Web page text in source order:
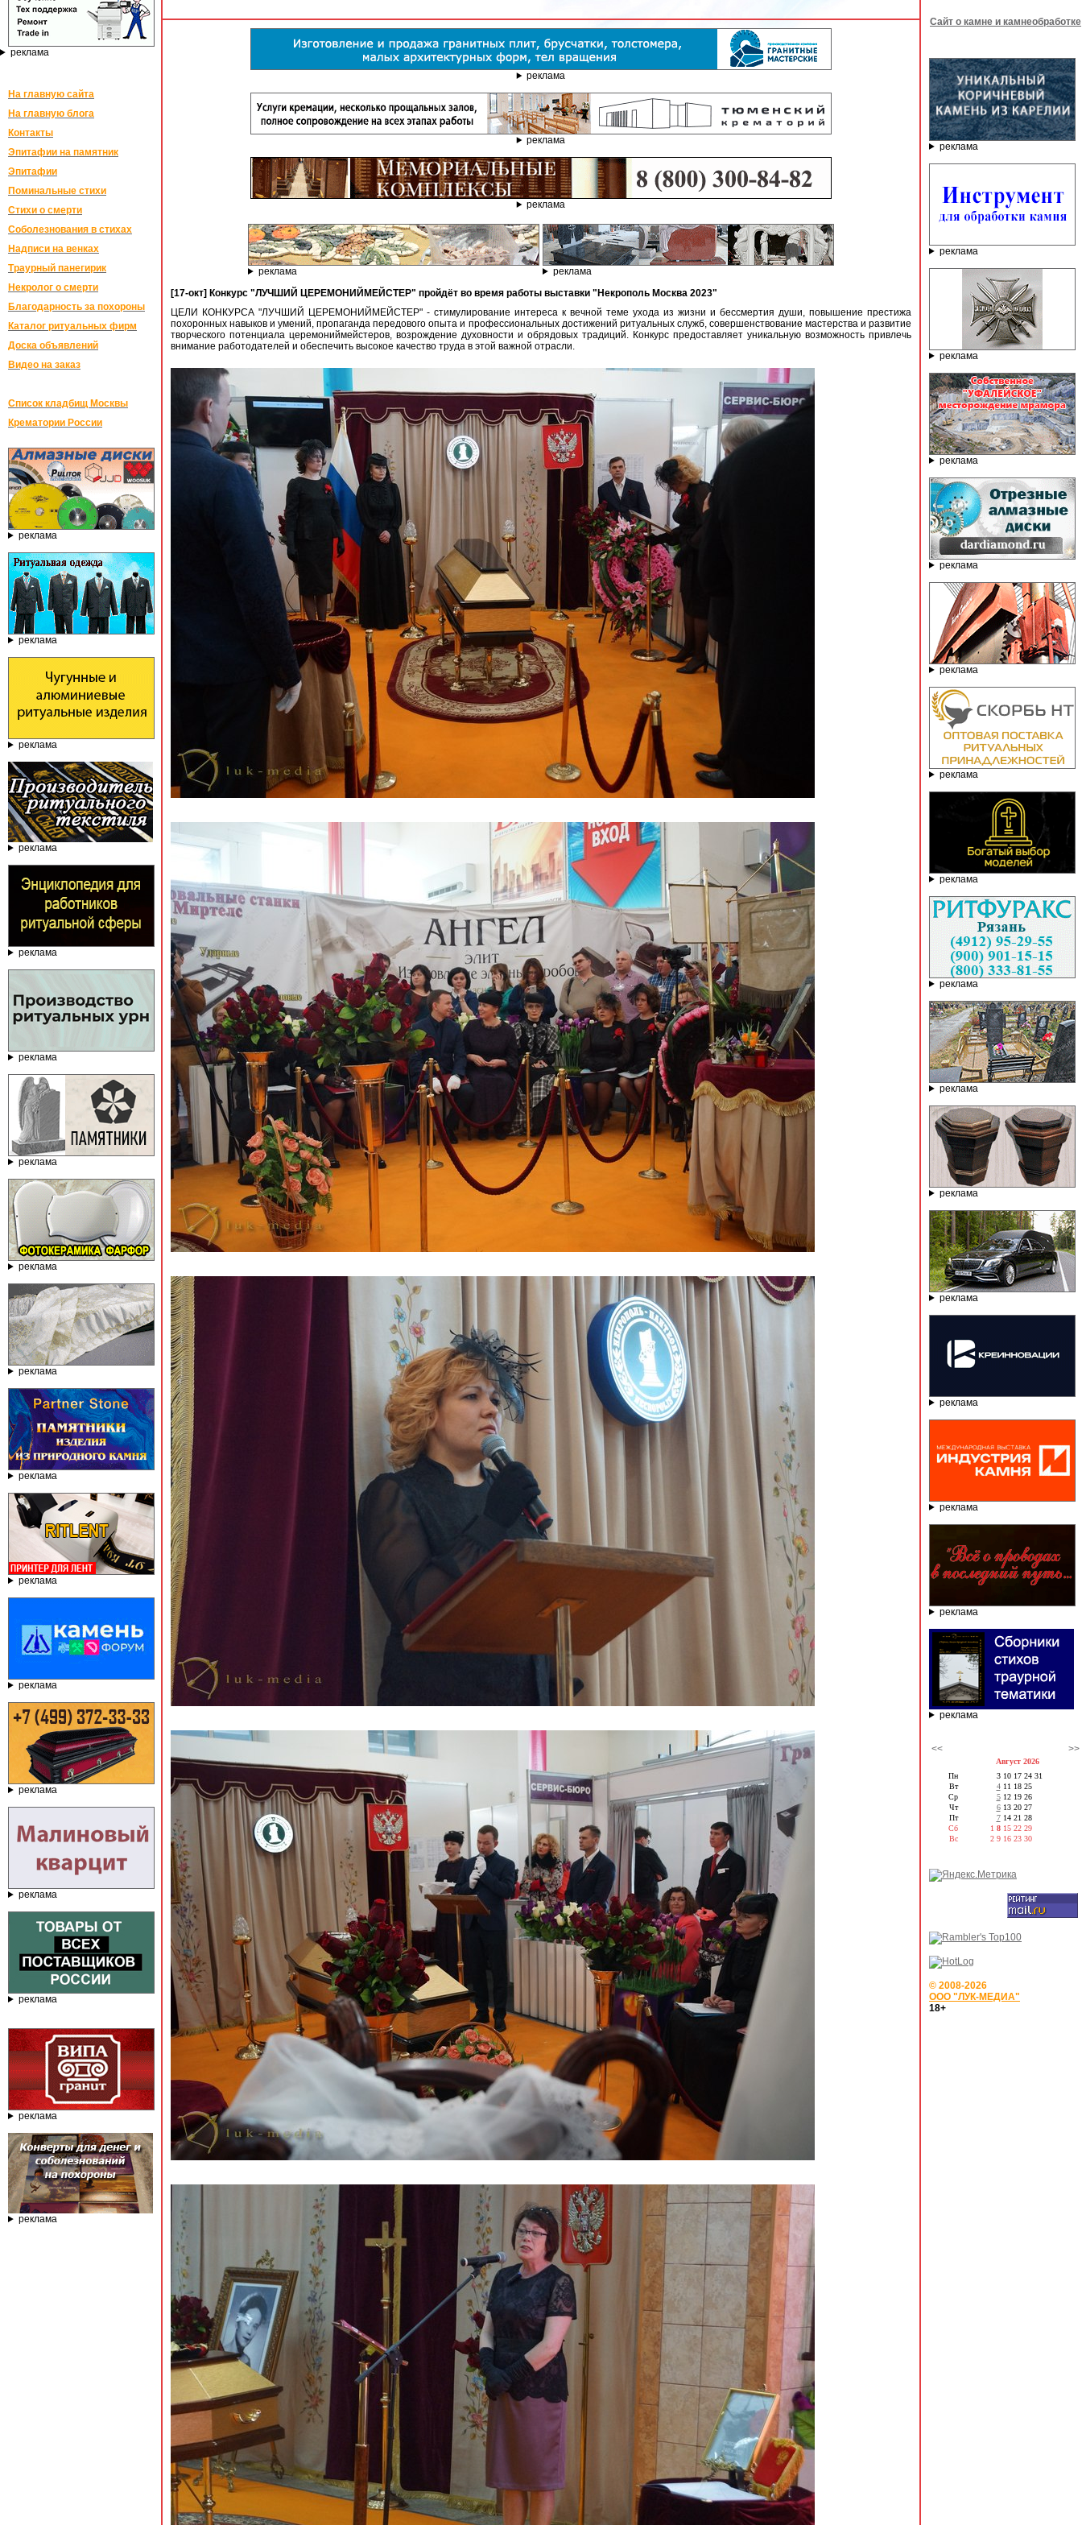
реклама
На главную сайта
На главную блога
Контакты
Эпитафии на памятник
Эпитафии
Поминальные стихи
Стихи о смерти
Соболезнования в стихах
Надписи на венках
Траурный панегирик
Некролог о смерти
Благодарность за похороны
Каталог ритуальных фирм
Доска объявлений
Видео на заказ
Список кладбищ Москвы
Крематории России
реклама
реклама
реклама
реклама
реклама
реклама
реклама
реклама
реклама
реклама
реклама
реклама
реклама
реклама
реклама
реклама
реклама
реклама
реклама
реклама
реклама
реклама
[17-окт] Конкурс "ЛУЧШИЙ ЦЕРЕМОНИЙМЕЙСТЕР" пройдёт во время работы выставки "Некрополь Москва 2023"
ЦЕЛИ КОНКУРСА "ЛУЧШИЙ ЦЕРЕМОНИЙМЕЙСТЕР" - стимулирование интереса к вечной теме ухода из жизни и бессмертия души, повышение престижа
похоронных навыков и умений, пропаганда передового опыта и профессиональных достижений ритуальных служб, совершенствование мастерства и развитие
творческого потенциала церемониймейстеров, возрождение духовности и обрядовых традиций. Конкурс предоставляет уникальную возможность привлечь
внимание работодателей и обеспечить высокое качество труда в этой важной отрасли.
Сайт о камне и камнеобработке
реклама
реклама
реклама
реклама
реклама
реклама
реклама
реклама
реклама
реклама
реклама
реклама
реклама
реклама
реклама
реклама
<< >>
Август 2026
Пн
Вт
Ср
Чт
Пт
Сб
Вс
3 10 17 24 31
4 11 18 25
5 12 19 26
6 13 20 27
7 14 21 28
1 8 15 22 29
2 9 16 23 30
© 2008-2026
ООО "ЛУК-МЕДИА"
18+